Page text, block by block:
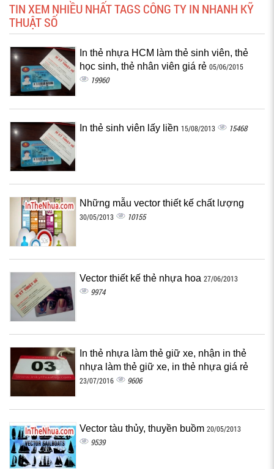
TIN XEM NHIỀU NHẤT TAGS CÔNG TY IN NHANH KỸ
THUẬT SỐ
In thẻ nhựa HCM làm thẻ sinh viên, thẻ
học sinh, thẻ nhân viên giá rẻ 05/06/2015
19960
In thẻ sinh viên lấy liền 15/08/2013 15468
Những mẫu vector thiết kế chất lượng
30/05/2013 10155
Vector thiết kế thẻ nhựa hoa 27/06/2013
9974
In thẻ nhựa làm thẻ giữ xe, nhận in thẻ
nhựa làm thẻ giữ xe, in thẻ nhựa giá rẻ
23/07/2016 9606
Vector tàu thủy, thuyền buồm 20/05/2013
9539